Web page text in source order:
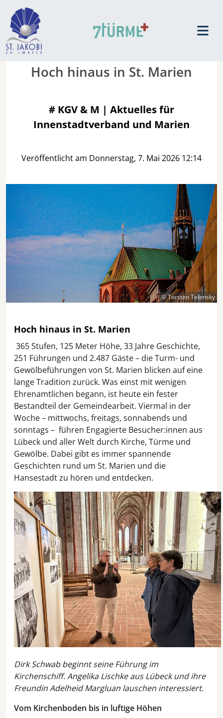
Hoch hinaus in St. Marien
# KGV & M | Aktuelles für
Innenstadtverband und Marien
Veröffentlicht am Donnerstag, 7. Mai 2026 12:14
© Torsten Telensky
Hoch hinaus in St. Marien
365 Stufen, 125 Meter Höhe, 33 Jahre Geschichte,
251 Führungen und 2.487 Gäste – die Turm- und
Gewölbeführungen von St. Marien blicken auf eine
lange Tradition zurück. Was einst mit wenigen
Ehrenamtlichen begann, ist heute ein fester
Bestandteil der Gemeindearbeit. Viermal in der
Woche – mittwochs, freitags, sonnabends und
sonntags – führen Engagierte Besucher:innen aus
Lübeck und aller Welt durch Kirche, Türme und
Gewölbe. Dabei gibt es immer spannende
Geschichten rund um St. Marien und die
Hansestadt zu hören und entdecken.
Dirk Schwab beginnt seine Führung im
Kirchenschiff. Angelika Lischke aus Lübeck und ihre
Freundin Adelheid Margluan lauschen interessiert.
Vom Kirchenboden bis in luftige Höhen